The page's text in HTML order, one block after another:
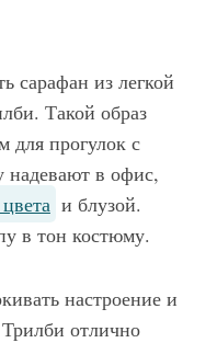
сарафан из легкой
Такой образ
для прогулок с
надевают в офис,
и блузой.
в тон костюму.
настроение и
отлично